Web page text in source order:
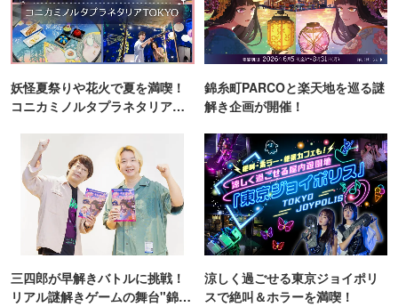
妖怪夏祭りや花火で夏を満喫！
コニカミノルタプラネタリア
錦糸町PARCOと楽天地を巡る謎
解き企画が開催！
三四郎が早解きバトルに挑戦！
リアル謎解きゲームの舞台"錦糸
涼しく過ごせる東京ジョイポリ
スで絶叫＆ホラーを満喫！